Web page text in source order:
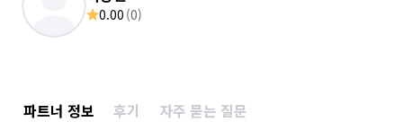
0.00 (0)
파트너 정보 후기 자주 묻는 질문